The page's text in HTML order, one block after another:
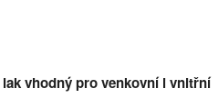
lak vhodný pro venkovní i vnitřní